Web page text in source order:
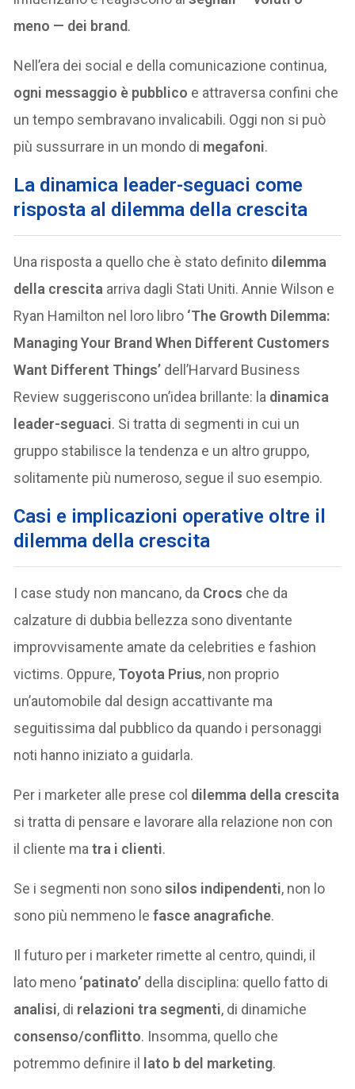
meno — dei brand.
Nell’era dei social e della comunicazione continua,
ogni messaggio è pubblico e attraversa confini che
un tempo sembravano invalicabili. Oggi non si può
più sussurrare in un mondo di megafoni.
La dinamica leader-seguaci come
risposta al dilemma della crescita
Una risposta a quello che è stato definito dilemma
della crescita arriva dagli Stati Uniti. Annie Wilson e
Ryan Hamilton nel loro libro ‘The Growth Dilemma:
Managing Your Brand When Different Customers
Want Different Things’ dell’Harvard Business
Review suggeriscono un’idea brillante: la dinamica
leader-seguaci. Si tratta di segmenti in cui un
gruppo stabilisce la tendenza e un altro gruppo,
solitamente più numeroso, segue il suo esempio.
Casi e implicazioni operative oltre il
dilemma della crescita
I case study non mancano, da Crocs che da
calzature di dubbia bellezza sono diventante
improvvisamente amate da celebrities e fashion
victims. Oppure, Toyota Prius, non proprio
un’automobile dal design accattivante ma
seguitissima dal pubblico da quando i personaggi
noti hanno iniziato a guidarla.
Per i marketer alle prese col dilemma della crescita
si tratta di pensare e lavorare alla relazione non con
il cliente matra i clienti.
Se i segmenti non sonosilos indipendenti, non lo
sono più nemmeno lefasce anagrafiche.
Il futuro per i marketer rimette al centro, quindi, il
lato meno ‘patinato’ della disciplina: quello fatto di
analisi, di relazioni tra segmenti, di dinamiche
consenso/conflitto. Insomma, quello che
potremmo definire il lato b del marketing.